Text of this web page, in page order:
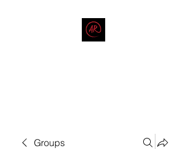
Groups